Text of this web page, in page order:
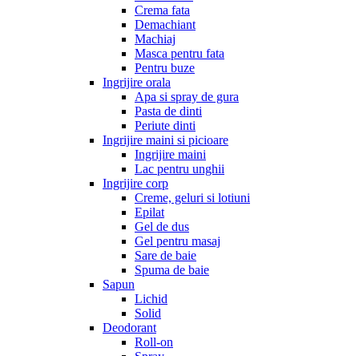
Crema fata
Demachiant
Machiaj
Masca pentru fata
Pentru buze
Ingrijire orala
Apa si spray de gura
Pasta de dinti
Periute dinti
Ingrijire maini si picioare
Ingrijire maini
Lac pentru unghii
Ingrijire corp
Creme, geluri si lotiuni
Epilat
Gel de dus
Gel pentru masaj
Sare de baie
Spuma de baie
Sapun
Lichid
Solid
Deodorant
Roll-on